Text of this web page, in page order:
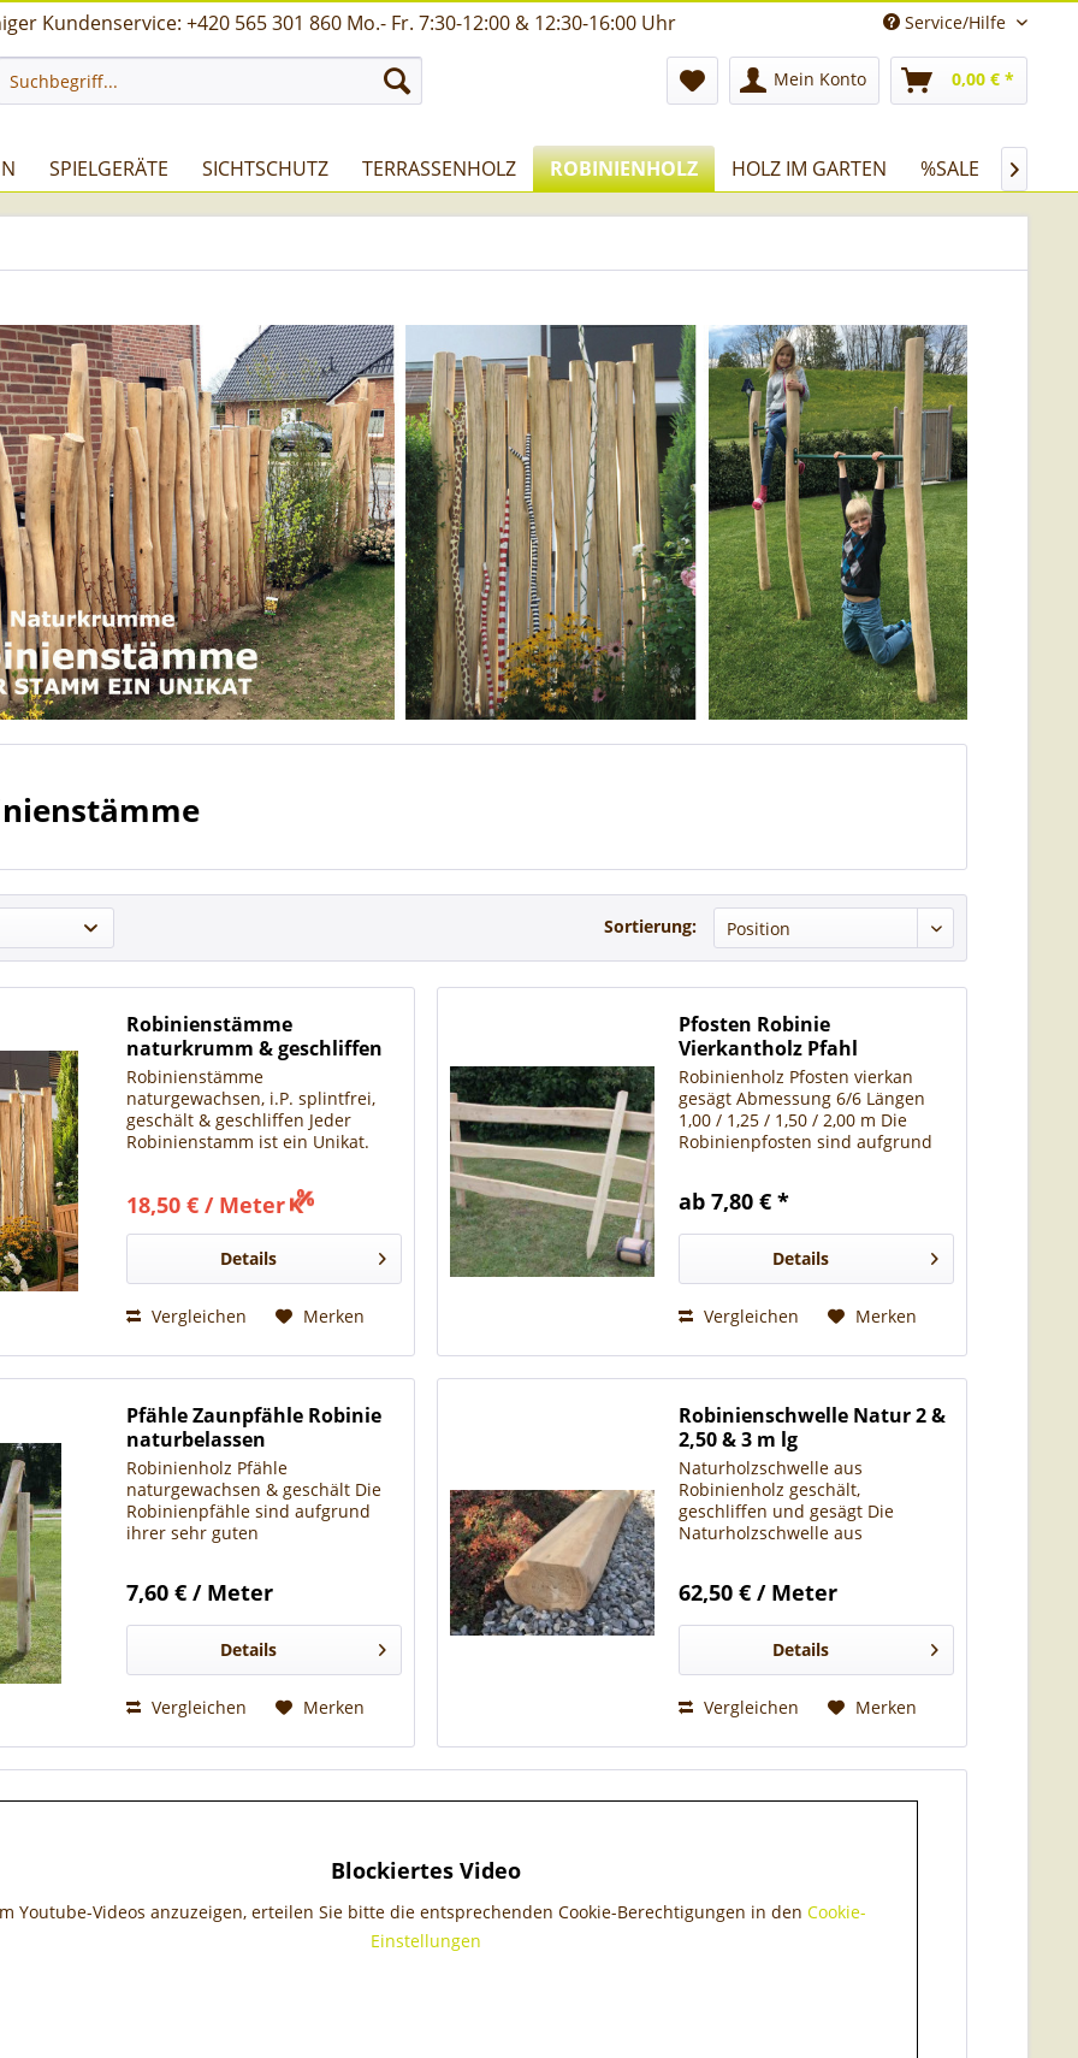
Kundenservice: +420 565 301 860 Mo.- Fr. 7:30-12:00 & 12:30-16:00 Uhr Service/Hilfe
Mein Konto 0,00 € *
SPIELGERÄTE SICHTSCHUTZ TERRASSENHOLZ ROBINIENHOLZ HOLZ IM GARTEN %SALE 
Sortierung:
Robinienstämme
naturkrumm & geschliffen
Robinienstämme
naturgewachsen, i.P. splintfrei,
geschält & geschliffen Jeder
Robinienstamm ist ein Unikat.
Mittendurchmesser Die
hochwertigen Eigenschaften der
verlässlichen Holz im...
18,50 € / Meter
Details
Vergleichen Merken
Pfosten Robinie
Vierkantholz Pfahl
Robinienholz Pfosten vierkan
gesägt Abmessung 6/6 Längen
1,00 / 1,25 / 1,50 / 2,00 m Die
Robinienpfosten sind aufgrund
für Koppelzäune,
Uferbefestigungen, oder...
ab 7,80 € *
Details
Vergleichen Merken
Pfähle Zaunpfähle Robinie
naturbelassen
Robinienholz Pfähle
naturgewachsen & geschält Die
Robinienpfähle sind aufgrund
ihrer sehr guten
Wildschutzzäune, Obstanlagen,
Uferbefestigungen, oder als
Weidenpfähle, Pflanzpfähle und
7,60 € / Meter
Details
Vergleichen Merken
Robinienschwelle Natur 2 &
2,50 & 3 m lg
Naturholzschwelle aus
Robinienholz geschält,
geschliffen und gesägt Die
Naturholzschwelle aus
als Palisadenwand oder als
Randeinfassung von Beeten
verbaut. Ausserdem kann...
62,50 € / Meter
Details
Vergleichen Merken
Blockiertes Video
Youtube-Videos anzuzeigen, erteilen Sie bitte die entsprechenden Cookie-Berechtigungen in den Cookie-
Einstellungen